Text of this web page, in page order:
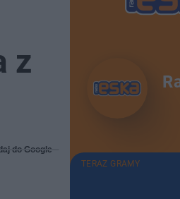
z
do Google
TERAZ GRAMY